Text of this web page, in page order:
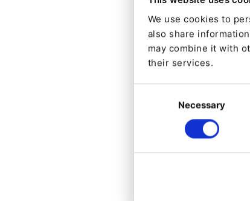
We use cookies to
also share
may combine it with
their services.
Necessary